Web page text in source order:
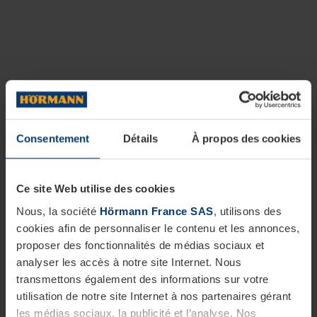
Consentement Détails À propos des cookies
Ce site Web utilise des cookies
Nous, la société Hörmann France SAS, utilisons des
cookies afin de personnaliser le contenu et les annonces,
proposer des fonctionnalités de médias sociaux et
analyser les accès à notre site Internet. Nous
transmettons également des informations sur votre
utilisation de notre site Internet à nos partenaires gérant
les médias sociaux, la publicité et l’analyse. Nos